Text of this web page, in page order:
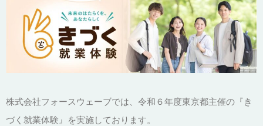
株式会社フォースウェーブでは、令和６年度東京都主催の『き
づく就業体験』を実施しております。